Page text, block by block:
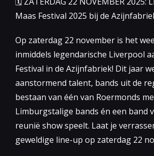
Maas Festival 2025 bij de
Op zaterdag 22 november is het
inmiddels legendarische Liverpool
Festival in de Azijnfabriek! Dit jaar
aanstormend talent, bands uit de
bestaan van één van Roermonds
Limburgstalige bands én een band
reunië show speelt. Laat je
geweldige line-up op zaterdag 22